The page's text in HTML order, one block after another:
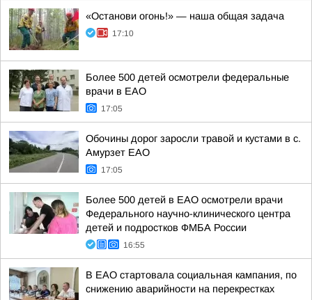
«Останови огонь!» — наша общая задача
17:10
Более 500 детей осмотрели федеральные
врачи в ЕАО
17:05
Обочины дорог заросли травой и кустами в с.
Амурзет ЕАО
17:05
Более 500 детей в ЕАО осмотрели врачи
Федерального научно-клинического центра
детей и подростков ФМБА России
16:55
В ЕАО стартовала социальная кампания, по
снижению аварийности на перекрестках